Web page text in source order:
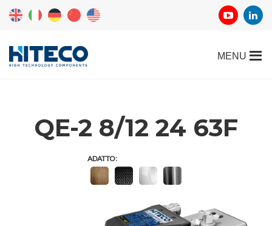
QE-2 8/12 24 63F
ADATTO: